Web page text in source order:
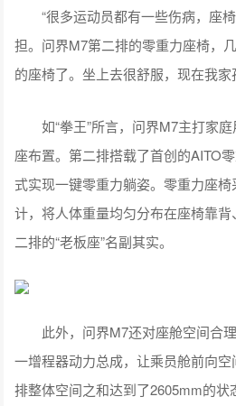
“很多运动员都有一些伤病，座椅
担。问界M7第二排的零重力座椅，
的座椅了。坐上去很舒服，现在我
如“拳王”所言，问界M7主打家庭
座布置。第二排搭载了首创的AITO
式实现一键零重力躺姿。零重力座
计，将人体重量均匀分布在座椅靠
二排的“老板座”名副其实。
此外，问界M7还对座舱空间合
一增程器动力总成，让乘员舱前向
排整体空间之和达到了2605mm的状